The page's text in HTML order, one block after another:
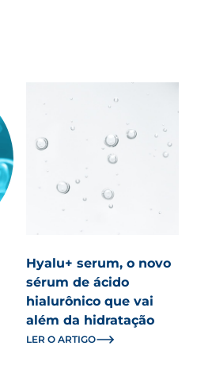
Hyalu+ serum, o novo
sérum de ácido
hialurônico que vai
além da hidratação
LER O ARTIGO